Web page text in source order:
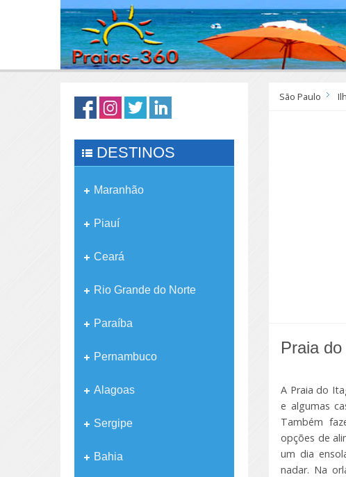
São Paulo
Praia
A Praia do
e algumas
Também
opções de
um dia
nadar. Na
DESTINOS
Maranhão
Piauí
Ceará
Rio Grande do Norte
Paraíba
Pernambuco
Alagoas
Sergipe
Bahia